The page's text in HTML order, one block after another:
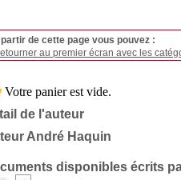
de cette page vous pouvez :
au premier écran avec les
de l'auteur
André Haquin
disponibles écrits